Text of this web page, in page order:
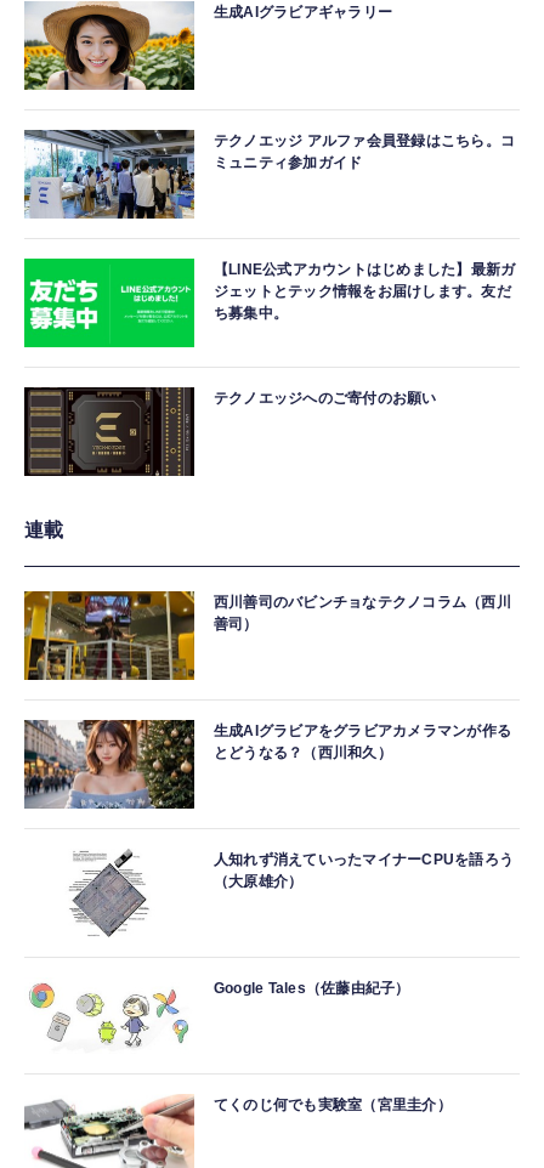
生成AIグラビアギャラリー
テクノエッジ アルファ会員登録はこちら。コ
ミュニティ参加ガイド
【LINE公式アカウントはじめました】最新ガ
ジェットとテック情報をお届けします。友だ
ち募集中。
テクノエッジへのご寄付のお願い
連載
西川善司のバビンチョなテクノコラム（西川
善司）
生成AIグラビアをグラビアカメラマンが作る
とどうなる？（西川和久）
人知れず消えていったマイナーCPUを語ろう
（大原雄介）
Google Tales（佐藤由紀子）
てくのじ何でも実験室（宮里圭介）